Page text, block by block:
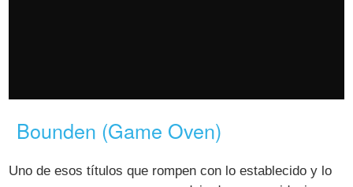
Bounden (Game Oven)
Uno de esos títulos que rompen con lo establecido y lo